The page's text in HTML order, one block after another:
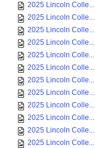
2025 Lincoln Colle...
2025 Lincoln Colle...
2025 Lincoln Colle...
2025 Lincoln Colle...
2025 Lincoln Colle...
2025 Lincoln Colle...
2025 Lincoln Colle...
2025 Lincoln Colle...
2025 Lincoln Colle...
2025 Lincoln Colle...
2025 Lincoln Colle...
2025 Lincoln Colle...